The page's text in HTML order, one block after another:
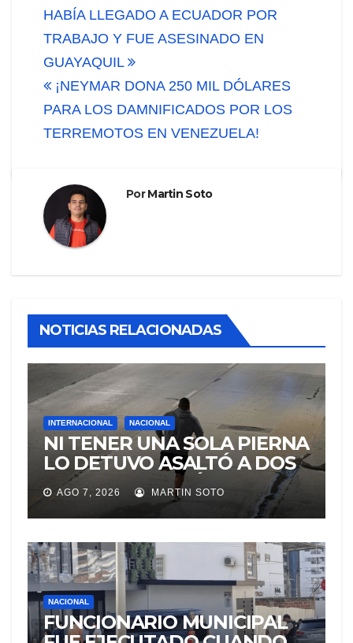
Navegación
de
entradas
HABÍA LLEGADO A ECUADOR POR
TRABAJO Y FUE ASESINADO EN
GUAYAQUIL
¡NEYMAR DONA 250 MIL DÓLARES
PARA LOS DAMNIFICADOS POR LOS
TERREMOTOS EN VENEZUELA!
PorMartin Soto
NOTICIAS RELACIONADAS
INTERNACIONAL NACIONAL
NI TENER UNA SOLA PIERNA
LO DETUVO ASALTÓ A DOS
MUJERES Y HUYÓ
BRINCANDO.
AGO 7, 2026 MARTIN SOTO
NACIONAL
FUNCIONARIO MUNICIPAL